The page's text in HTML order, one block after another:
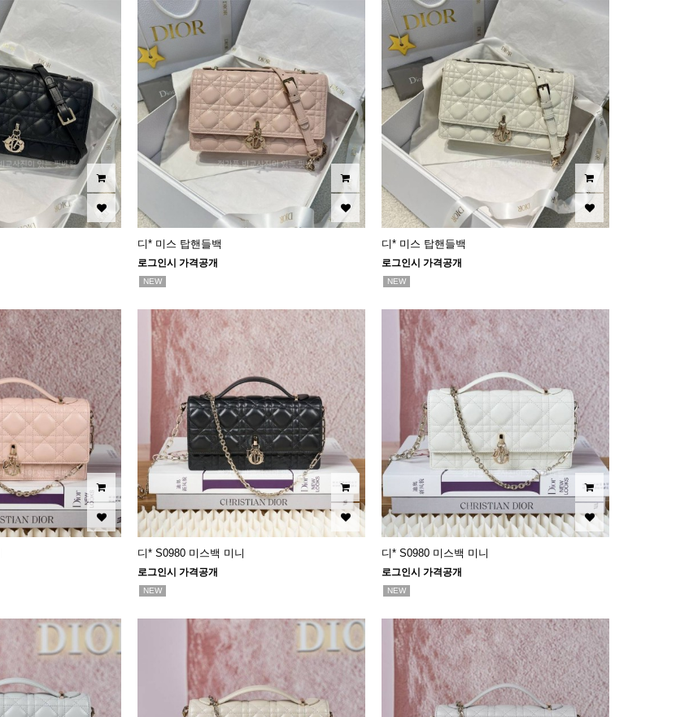
디* 미스 탑핸들백
로그인시 가격공개
NEW
디* 미스 탑핸들백
로그인시 가격공개
NEW
디* S0980 미스백 미니
로그인시 가격공개
NEW
디* S0980 미스백 미니
로그인시 가격공개
NEW